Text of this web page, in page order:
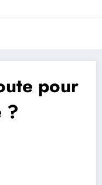
du football
pour
?